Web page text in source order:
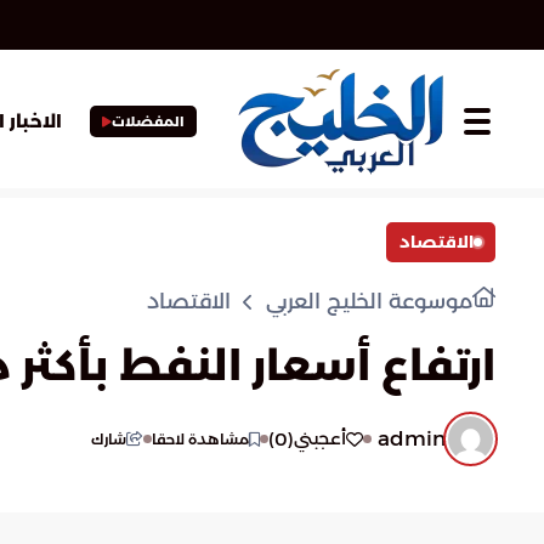
المفضلات
الاقتصاد
موسوعة الخليج العربي الاقتصاد
ارتفاع أسعار النفط بأكثر من 25% في التداولات
admin أعجبني(
0
) مشاهدة لاحقا شارك